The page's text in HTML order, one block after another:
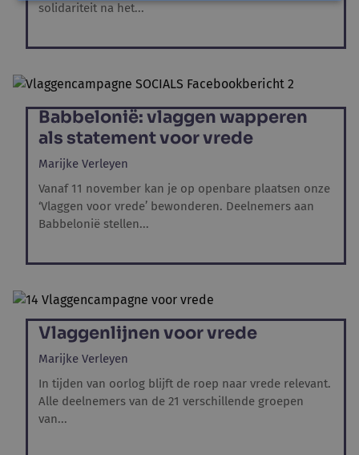
solidariteit na het...
Babbelonië: vlaggen wapperen
als statement voor vrede
Marijke Verleyen
Vanaf 11 november kan je op openbare plaatsen onze
‘Vlaggen voor vrede’ bewonderen. Deelnemers aan
Babbelonië stellen...
Vlaggenlijnen voor vrede
Marijke Verleyen
In tijden van oorlog blijft de roep naar vrede relevant.
Alle deelnemers van de 21 verschillende groepen
van...